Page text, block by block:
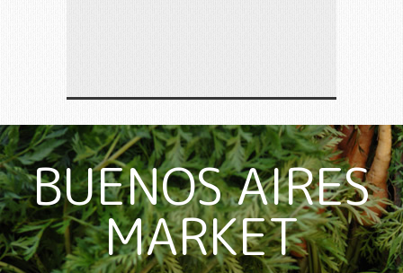
BUENOS AIRES
MARKET